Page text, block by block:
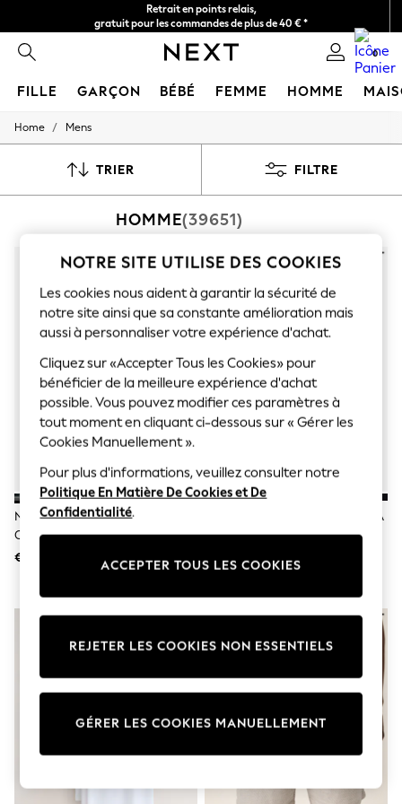
Retrait en points relais,
gratuit pour les commandes de plus de 40 € *
Livraison en 2-3 jours ouvrés*
0
FILLE GARÇON BÉBÉ FEMME HOMME
HOLIDAY SHOP
All Swimwear
Beach Dresses & Kaftans
Flip Flops
Sliders
Jumpsuits & Playsuits
Linen Collection
Sandals
Shorts
Trousers
Sun Hats & Caps
T-Shirts & Vests
Sunglasses
Men's Holiday Shop
All Swimwear
Bags & Luggage
Footwear
Hats
Polo Shirts
Shirts
Shorts
T-Shirts
Boys Holiday Shop
All Swimwear
Ponchos & Toweling sets
Sun Hats & Caps
Shirts
Home / Mens
TRIER FILTRE
HOMME(39651)
Noir/ardoise/Gris
Chiné/Blanc/bleu Marine/Bleu -
Ajustement Régulier - Lot De T-
Shirts Essential 6 Coton
€ 39
Noir - Cotton Rich Blend Boxer À
Hanches
€ 40
NOTRE SITE UTILISE DES COOKIES
Les cookies nous aident à garantir la sécurité de
notre site ainsi que sa constante amélioration mais
aussi à personnaliser votre expérience d'achat.
Cliquez sur «Accepter Tous les Cookies» pour
bénéficier de la meilleure expérience d'achat
possible. Vous pouvez modifier ces paramètres à
tout moment en cliquant ci-dessous sur « Gérer les
Cookies Manuellement ».
Pour plus d'informations, veuillez consulter notre
Politique En Matière De Cookies et De
Confidentialité.
ACCEPTER TOUS LES COOKIES
GÉRER LES COOKIES MANUELLEMENT
REJETER LES COOKIES NON ESSENTIELS